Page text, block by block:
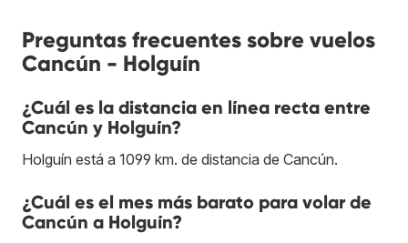
Preguntas frecuentes sobre vuelos
Cancún - Holguín
¿Cuál es la distancia en línea recta entre
Cancún y Holguín?
Holguín está a 1099 km. de distancia de Cancún.
¿Cuál es el mes más barato para volar de
Cancún a Holguín?